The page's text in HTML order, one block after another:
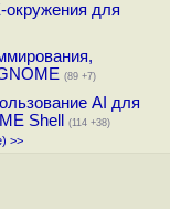
окружения для
(89 +7)
AI для
Shell
(114 +38)
>>